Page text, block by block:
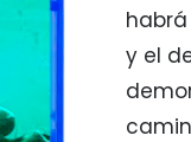
y el